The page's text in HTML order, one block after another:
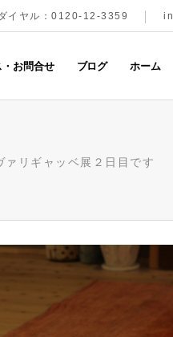
イヤル：0120-12-3359
お問合せ ブログ ホーム
ァリギャッベ展２日目です